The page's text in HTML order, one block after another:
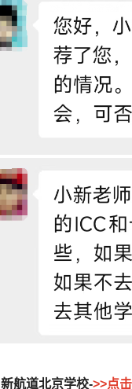
新航道北京学校->>点